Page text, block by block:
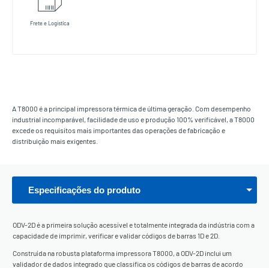
Frete e Logística
A T8000 é a principal impressora térmica de última geração. Com desempenho
industrial incomparável, facilidade de uso e produção 100% verificável, a T8000
excede os requisitos mais importantes das operações de fabricação e
distribuição mais exigentes.
Especificações do produto
ODV-2D é a primeira solução acessível e totalmente integrada da indústria com a
capacidade de imprimir, verificar e validar códigos de barras 1D e 2D.
Construída na robusta plataforma impressora T8000, a ODV-2D inclui um
validador de dados integrado que classifica os códigos de barras de acordo